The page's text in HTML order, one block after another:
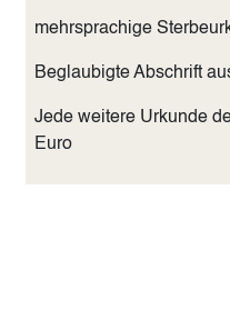
mehrsprachige
Beglaubigte Abschrift
Jede weitere Urkunde
Euro